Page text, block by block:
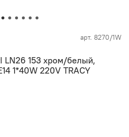
арт. 8270/1W
LN26 153 хром/белый,
1*40W 220V TRACY